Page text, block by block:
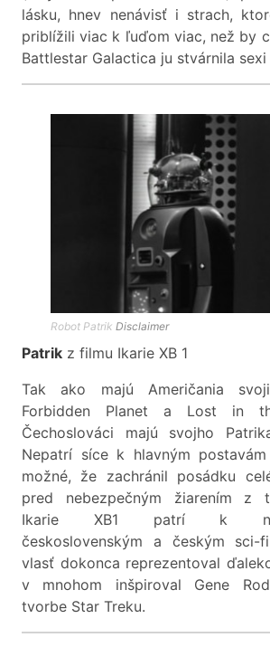
lásku, hnev nenávisť i strach,
priblížili viac k ľuďom viac, než by
Battlestar Galactica ju stvárnila sexi
Robot Patrik Disclaimer
Patrik z filmu Ikarie XB 1
Tak ako majú Američania
Forbidden Planet a Lost in
Čechoslováci majú svojho
Nepatrí síce k hlavným
možné, že zachránil posádku
pred nebezpečným žiarením z
Ikarie XB1 patrí k
československým a českým sci-
vlasť dokonca reprezentoval
v mnohom inšpiroval Gene
tvorbe Star Treku.